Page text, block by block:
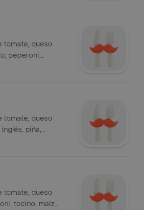
tomate, queso
peperoni,
4 slices.
tomate, queso
piña,
y pimiento, 4
tomate, queso
tocino, maiz,